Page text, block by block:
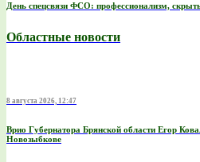
День спецсвязи ФСО: профессионализм,
Областные новости
8 августа 2026, 12:47
Врио Губернатора Брянской области Егор
Новозыбкове